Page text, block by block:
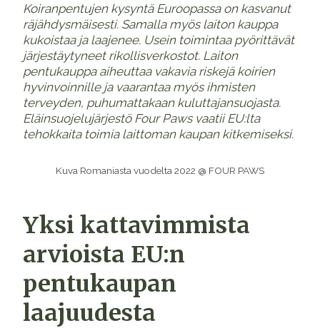
Koiranpentujen kysyntä Euroopassa on kasvanut
räjähdysmäisesti. Samalla myös laiton kauppa
kukoistaa ja laajenee. Usein toimintaa pyörittävät
järjestäytyneet rikollisverkostot. Laiton
pentukauppa aiheuttaa vakavia riskejä koirien
hyvinvoinnille ja vaarantaa myös ihmisten
terveyden, puhumattakaan kuluttajansuojasta.
Eläinsuojelujärjestö Four Paws vaatii EU:lta
tehokkaita toimia laittoman kaupan kitkemiseksi.
Kuva Romaniasta vuodelta 2022 @ FOUR PAWS
Yksi kattavimmista
arvioista EU:n
pentukaupan
laajuudesta